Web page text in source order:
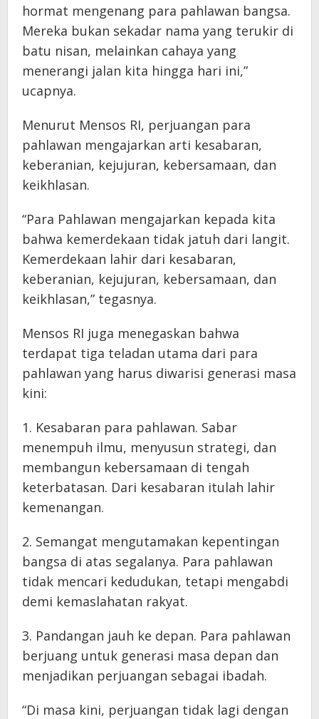
hormat mengenang para pahlawan bangsa.
Mereka bukan sekadar nama yang terukir di
batu nisan, melainkan cahaya yang
menerangi jalan kita hingga hari ini,”
ucapnya.
Menurut Mensos RI, perjuangan para
pahlawan mengajarkan arti kesabaran,
keberanian, kejujuran, kebersamaan, dan
keikhlasan.
“Para Pahlawan mengajarkan kepada kita
bahwa kemerdekaan tidak jatuh dari langit.
Kemerdekaan lahir dari kesabaran,
keberanian, kejujuran, kebersamaan, dan
keikhlasan,” tegasnya.
Mensos RI juga menegaskan bahwa
terdapat tiga teladan utama dari para
pahlawan yang harus diwarisi generasi masa
kini:
1. Kesabaran para pahlawan. Sabar
menempuh ilmu, menyusun strategi, dan
membangun kebersamaan di tengah
keterbatasan. Dari kesabaran itulah lahir
kemenangan.
2. Semangat mengutamakan kepentingan
bangsa di atas segalanya. Para pahlawan
tidak mencari kedudukan, tetapi mengabdi
demi kemaslahatan rakyat.
3. Pandangan jauh ke depan. Para pahlawan
berjuang untuk generasi masa depan dan
menjadikan perjuangan sebagai ibadah.
“Di masa kini, perjuangan tidak lagi dengan